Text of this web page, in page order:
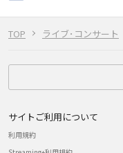
TOP ライブ･コンサート
サイトご利用について
利用規約